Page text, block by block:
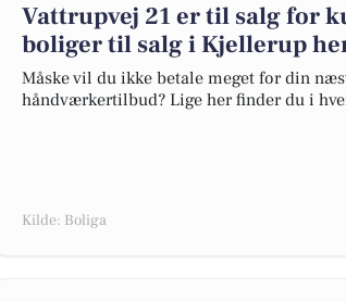
Vattrupvej 21 er til salg for
boliger til salg i Kjellerup
Måske vil du ikke betale meget for din
håndværkertilbud? Lige her finder du i
Kilde: Boliga